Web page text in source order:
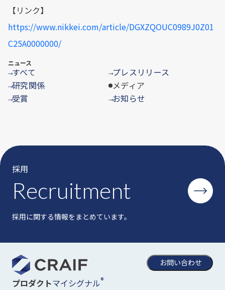
【リンク】
https://www.nikkei.com/article/DGXZQOUC0989J0Z01
C25A0000000/
ニュース
→すべて →プレスリリース
→研究関係 メディア
→受賞 →お知らせ
採用
Recruitment
採用に関する情報をまとめています。
お問い合わせ
プロダクトマイシグナル®